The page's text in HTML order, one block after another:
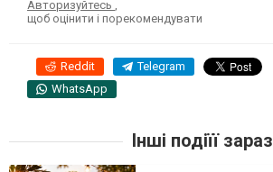
Авторизуйтесь
щоб оцінити і порекомендувати
Reddit Telegram
WhatsApp
Інші подіїї зараз